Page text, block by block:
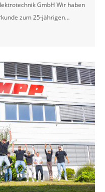
GmbH Wir haben
zum 25-jährigen…